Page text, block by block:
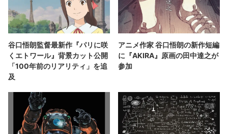
谷口悟朗監督最新作『パリに咲
くエトワール』背景カット公開
「100年前のリアリティ」を追
及
アニメ作家 谷口悟朗の新作短編
に『AKIRA』原画の田中達之が
参加